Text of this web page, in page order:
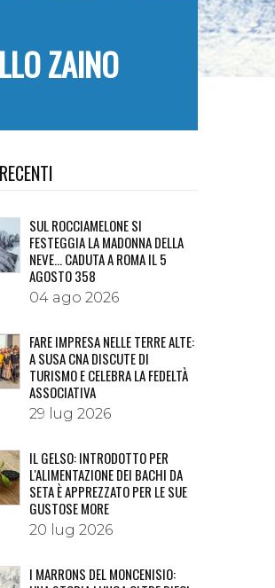
ZAINO
SUL ROCCIAMELONE SI
FESTEGGIA LA MADONNA DELLA
NEVE… CADUTA A ROMA IL 5
AGOSTO 358
04 ago 2026
FARE IMPRESA NELLE TERRE ALTE:
A SUSA CNA DISCUTE DI
TURISMO E CELEBRA LA FEDELTÀ
ASSOCIATIVA
29 lug 2026
IL GELSO: INTRODOTTO PER
L'ALIMENTAZIONE DEI BACHI DA
SETA È APPREZZATO PER LE SUE
GUSTOSE MORE
20 lug 2026
I MARRONS DEL MONCENISIO: